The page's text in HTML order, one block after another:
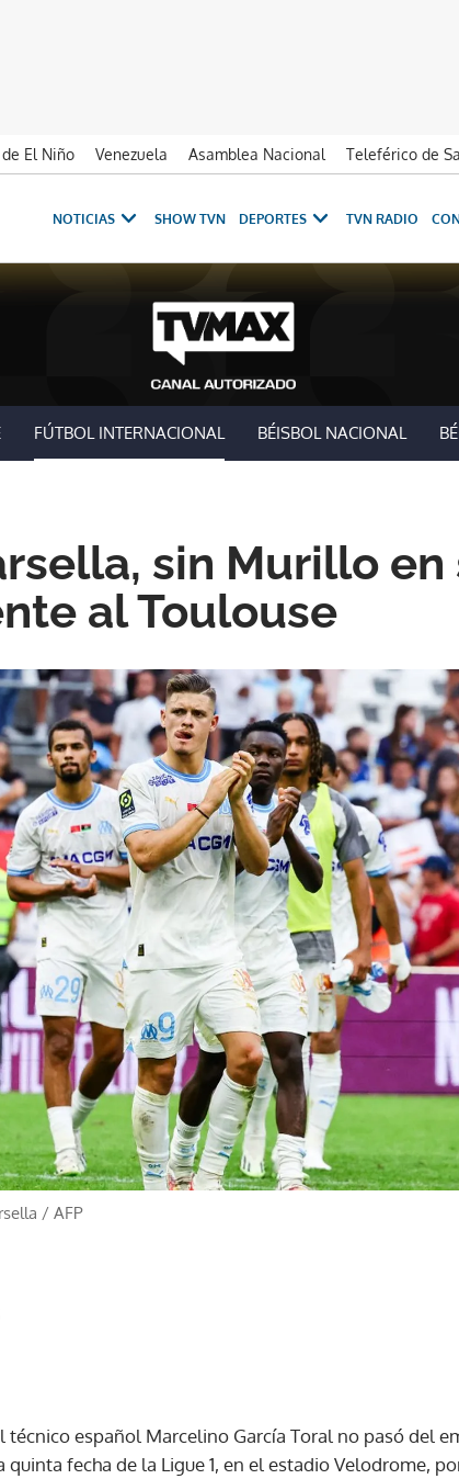
El Niño Venezuela Asamblea Nacional Teleférico de
NOTICIAS SHOW TVN DEPORTES TVN RADIO
FÚTBOL INTERNACIONAL BÉISBOL NACIONAL
sin Murillo en
al Toulouse
/ AFP
español Marcelino García Toral no pasó del
fecha de la Ligue 1, en el estadio Velodrome,